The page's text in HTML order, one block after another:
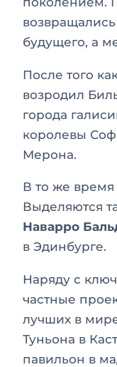
будущего, а
После того
возродил
города
королевы
Мерона.
В то же
Выделяются
Наварро
в Эдинбурге.
Наряду с
частные
лучших в
Туньона в
павильон в